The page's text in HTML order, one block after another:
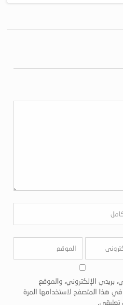
بريدي الإلكتروني، والموقع
في هذا المتصفح لاستخدامها المرة
تعليقي.